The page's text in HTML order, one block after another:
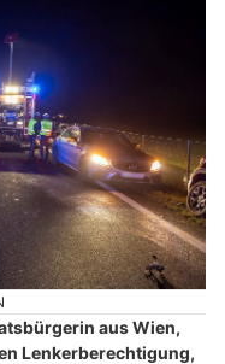
aus Wien,
Lenkerberechtigung,